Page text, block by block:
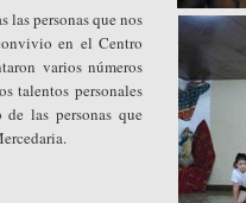
las personas que nos
en el Centro
varios números
talentos personales
las personas que